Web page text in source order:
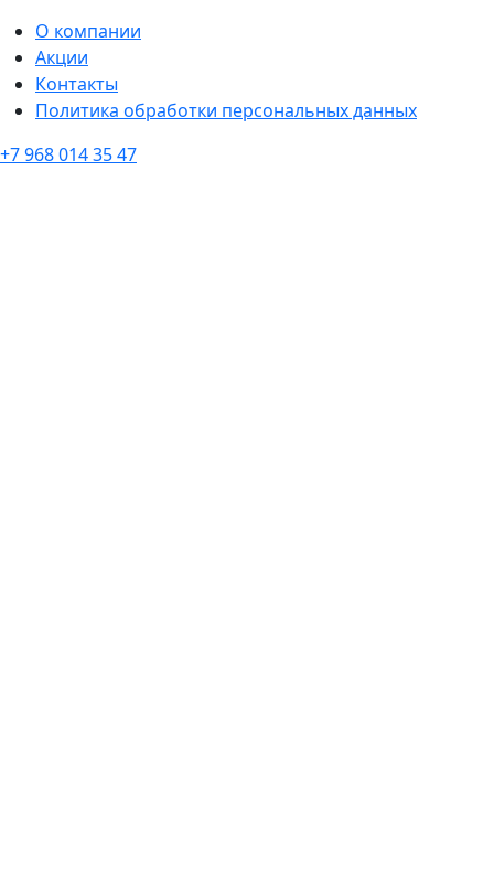
О компании
Акции
Контакты
Политика обработки персональных данных
+7 968 014 35 47